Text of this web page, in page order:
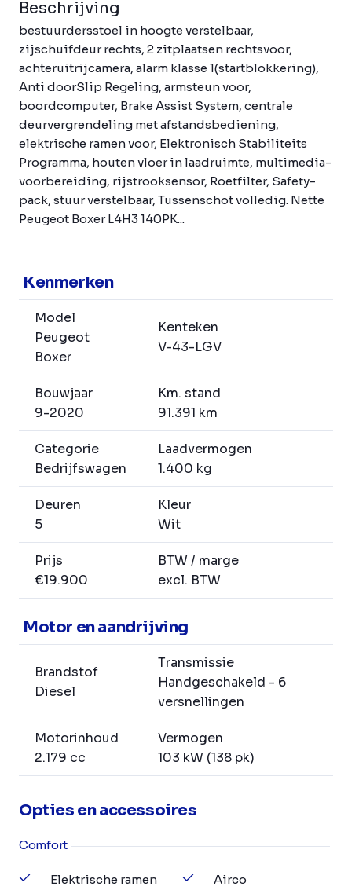
Beschrijving
bestuurdersstoel in hoogte verstelbaar,
zijschuifdeur rechts, 2 zitplaatsen rechtsvoor,
achteruitrijcamera, alarm klasse 1(startblokkering),
Anti doorSlip Regeling, armsteun voor,
boordcomputer, Brake Assist System, centrale
deurvergrendeling met afstandsbediening,
elektrische ramen voor, Elektronisch Stabiliteits
Programma, houten vloer in laadruimte, multimedia-
voorbereiding, rijstrooksensor, Roetfilter, Safety-
pack, stuur verstelbaar, Tussenschot volledig. Nette
Peugeot Boxer L4H3 140PK...
Kenmerken
Model
Peugeot
Boxer
Kenteken
V-43-LGV
Bouwjaar
9-2020
Km. stand
91.391 km
Categorie
Bedrijfswagen
Laadvermogen
1.400 kg
Deuren
5
Kleur
Wit
Prijs
€19.900
BTW / marge
excl. BTW
Motor en aandrijving
Brandstof
Diesel
Transmissie
Handgeschakeld - 6
versnellingen
Motorinhoud
2.179 cc
Vermogen
103 kW (138 pk)
Opties en accessoires
Comfort
Elektrische ramen Airco